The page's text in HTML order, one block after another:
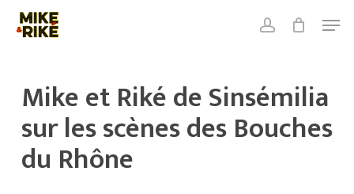
Skip
account
Close
Mike et Riké de Sinsémilia
sur les scènes des Bouches
du Rhône